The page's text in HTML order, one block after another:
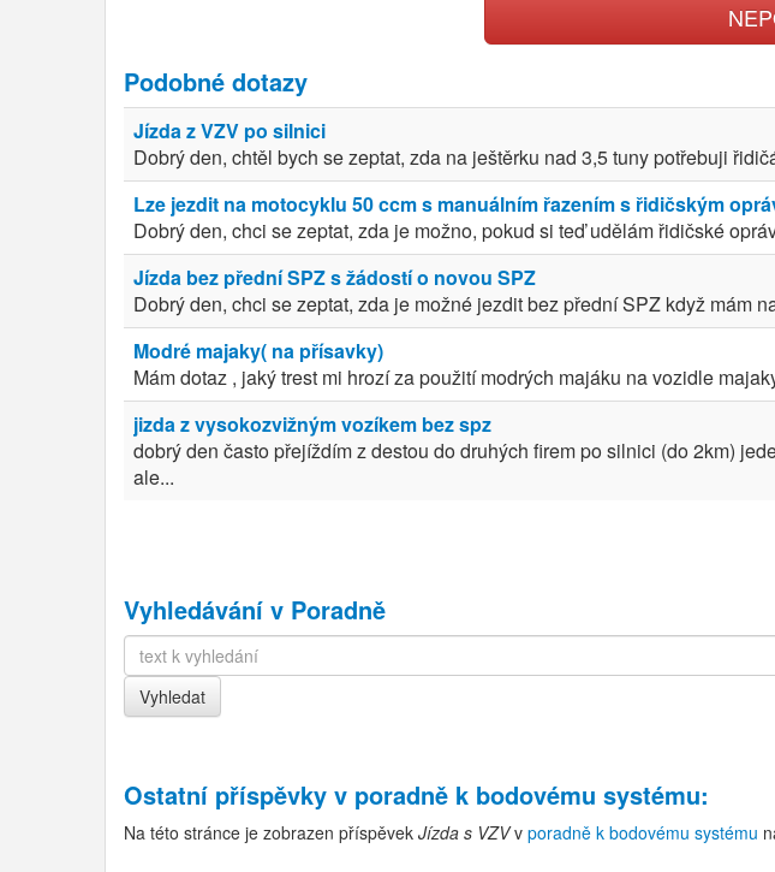
Podobné dotazy
Jízda z VZV po silnici
Dobrý den, chtěl bych se zeptat, zda na ještěrku nad 3,5 tuny potřebuji
Lze jezdit na motocyklu 50 ccm s manuálním řazením s řidičským
Dobrý den, chci se zeptat, zda je možno, pokud si teď udělám řidičské
Jízda bez přední SPZ s žádostí o novou SPZ
Dobrý den, chci se zeptat, zda je možné jezdit bez přední SPZ když mám
Modré majaky( na přísavky)
Mám dotaz , jaký trest mi hrozí za použití modrých majáku na vozidle
jizda z vysokozvižným vozíkem bez spz
dobrý den často přejíždím z destou do druhých firem po silnici (do 2km)
ale...
Vyhledávání v Poradně
Ostatní příspěvky v poradně k bodovému systému:
Na této stránce je zobrazen příspěvek Jízda s VZVv poradně k bodovému systému